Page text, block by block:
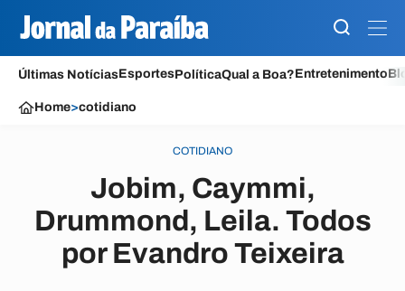
Últimas NotíciasEsportesPolíticaQual a Boa?Entretenimento
Home>cotidiano
COTIDIANO
Jobim, Caymmi,
Drummond, Leila. Todos
por Evandro Teixeira